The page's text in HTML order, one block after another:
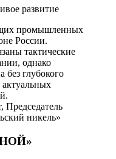
развитие
промышленных
России.
тактические
однако
без глубокого
Председатель
никель»